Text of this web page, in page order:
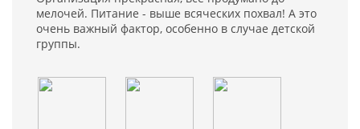
мелочей. Питание - выше всяческих похвал! А это
очень важный фактор, особенно в случае детской
группы.